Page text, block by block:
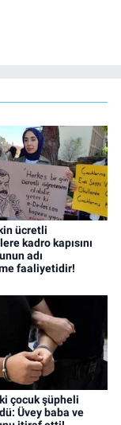
ve editörlük
ücretli
kadro kapısını
adı
faaliyetidir!
çocuk şüpheli
Üvey baba ve